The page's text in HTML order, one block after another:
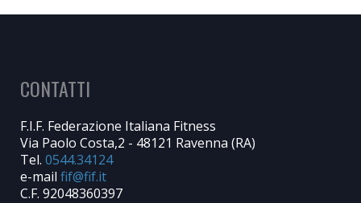
CONTATTI
F.I.F. Federazione Italiana Fitness
Via Paolo Costa,2 - 48121 Ravenna (RA)
Tel. 0544.34124
e-mail
C.F. 92048360397